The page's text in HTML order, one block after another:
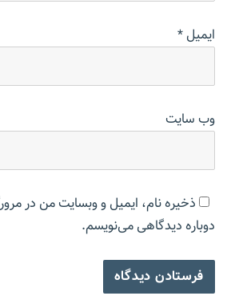
ایمیل*
وب‌ سایت
ذخیره نام، ایمیل و وبسایت من در
دوباره دیدگاهی می‌نویسم.